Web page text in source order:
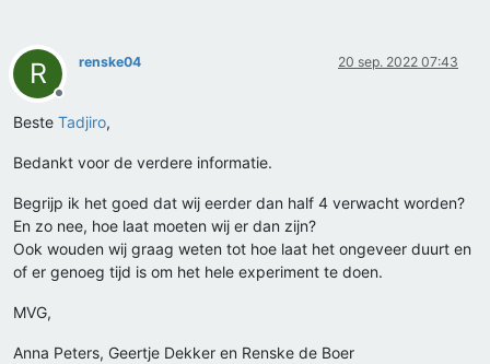
R
Offline
renske04 20 sep. 2022 07:43
Beste Tadjiro,
Bedankt voor de verdere informatie.
Begrijp ik het goed dat wij eerder dan half 4 verwacht worden?
En zo nee, hoe laat moeten wij er dan zijn?
Ook wouden wij graag weten tot hoe laat het ongeveer duurt en
of er genoeg tijd is om het hele experiment te doen.
MVG,
Anna Peters, Geertje Dekker en Renske de Boer